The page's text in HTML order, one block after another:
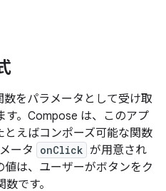
数をパラメータとして受け取
す。Compose は、このアプ
とえばコンポーズ可能な関数
ータ onClick が用意され
は、ユーザーがボタンをク
です。